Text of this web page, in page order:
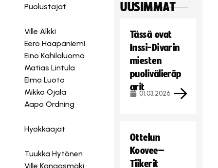
Puolustajat
Ville Alkki
Eero Haapaniemi
Eino Kahilaluoma
Matias Lintula
Elmo Luoto
Mikko Ojala
Aapo Ordning
Hyökkääjät
Tuukka Hytönen
Ville Kangasmäki
UUSIMMAT
Tässä ovat
Inssi-Divarin
miesten
puolivälieräp
arit
01.03.2026
Ottelun
Koovee–
Tiikerit